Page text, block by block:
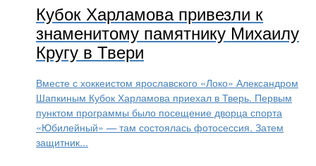
Кубок Харламова привезли к
знаменитому памятнику Михаилу
Кругу в Твери
Вместе с хоккеистом ярославского «Локо» Александром
Шапкиным Кубок Харламова приехал в Тверь. Первым
пунктом программы было посещение дворца спорта
«Юбилейный» — там состоялась фотосессия. Затем
защитник...